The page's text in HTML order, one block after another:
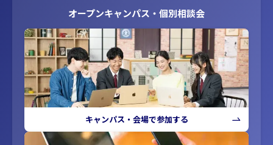
オープンキャンパス・個別相談会
キャンパス・会場で参加する